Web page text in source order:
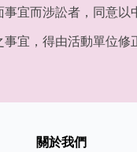
宜而涉訟者，同意
宜，得由活動單位修
關於我們